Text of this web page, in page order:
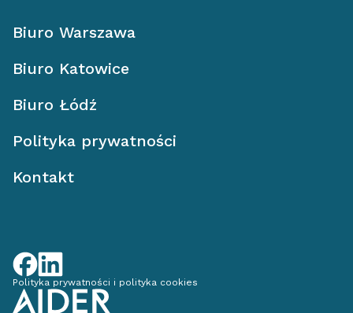
Biuro Warszawa
Biuro Katowice
Biuro Łódź
Polityka prywatności
Kontakt
Polityka prywatności i polityka cookies